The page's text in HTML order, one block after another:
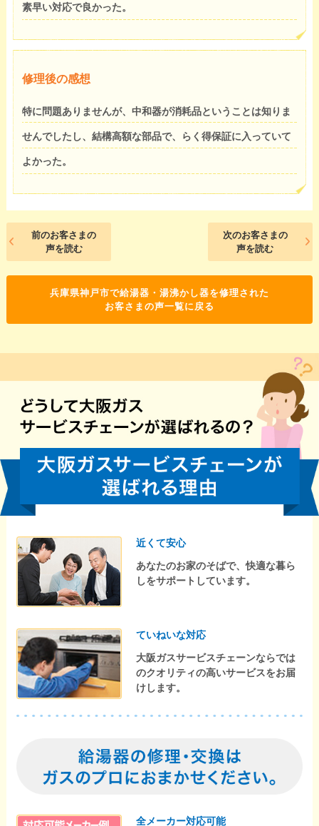
素早い対応で良かった。
修理後の感想
特に問題ありませんが、中和器が消耗品ということは知りま
せんでしたし、結構高額な部品で、らく得保証に入っていて
よかった。
前のお客さまの
声を読む
次のお客さまの
声を読む
兵庫県神戸市で給湯器・湯沸かし器を修理された
お客さまの声一覧に戻る
近くて安心
あなたのお家のそばで、快適な暮ら
しをサポートしています。
ていねいな対応
大阪ガスサービスチェーンならでは
のクオリティの高いサービスをお届
けします。
全メーカー対応可能